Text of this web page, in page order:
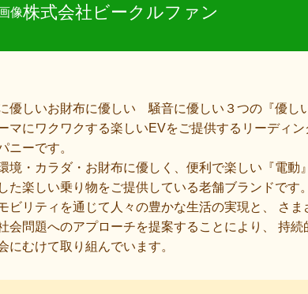
株式会社ビークルファン
優しいお財布に優しい 騒音に優しい３つの『優し
マにワクワクする楽しいEVをご提供するリーディン
ニーです。
境・カラダ・お財布に優しく、便利で楽しい『電動
た楽しい乗り物をご提供している老舗ブランドです。
ビリティを通じて人々の豊かな生活の実現と、 さま
会問題へのアプローチを提案することにより、 持続
にむけて取り組んでいます。